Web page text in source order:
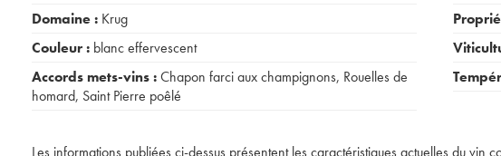
Domaine : Krug
Couleur : blanc effervescent
Accords mets-vins :Chapon farci aux champignons, Rouelles de
homard, Saint Pierre poêlé
Les informations publiées ci-dessus présentent les caractéristiques actuelles du vin